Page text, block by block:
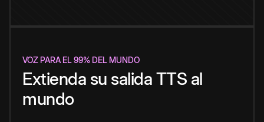
VOZ PARA EL 99% DEL MUNDO
Extienda su salida TTS al
mundo